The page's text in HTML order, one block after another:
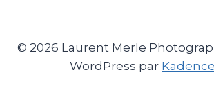
© 2026 Laurent Merle
WordPress par